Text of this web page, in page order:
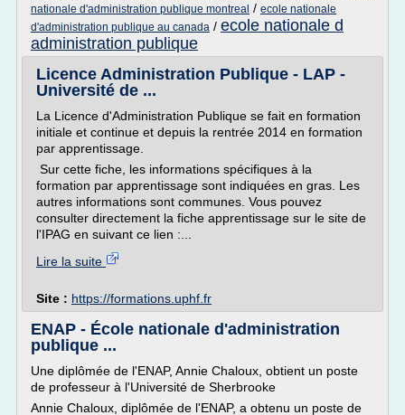
nationale d'administration publique montreal / ecole nationale
d'administration publique au canada / ecole nationale d
administration publique
Licence Administration Publique - LAP -
Université de ...
La Licence d'Administration Publique se fait en formation
initiale et continue et depuis la rentrée 2014 en formation
par apprentissage.
Sur cette fiche, les informations spécifiques à la
formation par apprentissage sont indiquées en gras. Les
autres informations sont communes. Vous pouvez
consulter directement la fiche apprentissage sur le site de
l'IPAG en suivant ce lien :...
Lire la suite
Site : https://formations.uphf.fr
ENAP - École nationale d'administration
publique ...
Une diplômée de l'ENAP, Annie Chaloux, obtient un poste
de professeur à l'Université de Sherbrooke
Annie Chaloux, diplômée de l'ENAP, a obtenu un poste de